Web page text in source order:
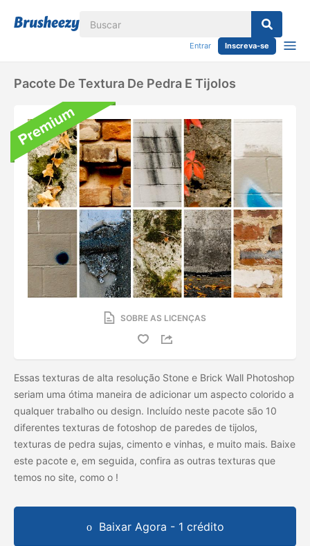
Entrar Inscreva-se
Pacote De Textura De Pedra E Tijolos
SOBRE AS LICENÇAS
Essas texturas de alta resolução Stone e Brick Wall Photoshop
seriam uma ótima maneira de adicionar um aspecto colorido a
qualquer trabalho ou design. Incluído neste pacote são 10
diferentes texturas de fotoshop de paredes de tijolos,
texturas de pedra sujas, cimento e vinhas, e muito mais. Baixe
este pacote e, em seguida, confira as outras texturas que
temos no site, como o !
Baixar Agora - 1 crédito